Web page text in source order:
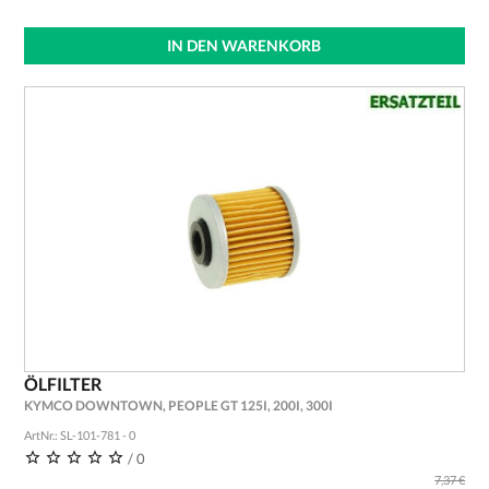
IN DEN WARENKORB
ÖLFILTER
KYMCO DOWNTOWN, PEOPLE GT 125I, 200I, 300I
ArtNr.: SL-101-781 - 0
/ 0
7,37 €